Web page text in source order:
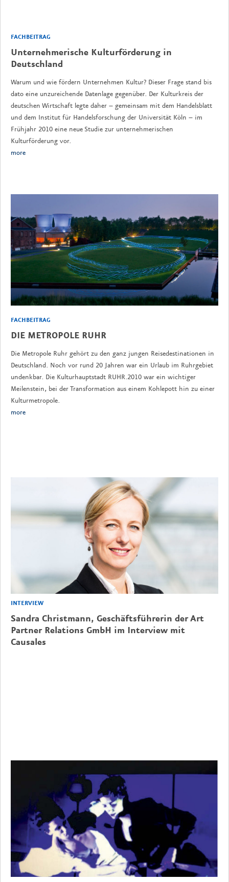
FACHBEITRAG
Unternehmerische Kulturförderung in
Deutschland
Warum und wie fördern Unternehmen Kultur? Dieser Frage stand bis
dato eine unzureichende Datenlage gegenüber. Der Kulturkreis der
deutschen Wirtschaft legte daher – gemeinsam mit dem Handelsblatt
und dem Institut für Handelsforschung der Universität Köln – im
Frühjahr 2010 eine neue Studie zur unternehmerischen
Kulturförderung vor.
more
FACHBEITRAG
DIE METROPOLE RUHR
Die Metropole Ruhr gehört zu den ganz jungen Reisedestinationen in
Deutschland. Noch vor rund 20 Jahren war ein Urlaub im Ruhrgebiet
undenkbar. Die Kulturhauptstadt RUHR.2010 war ein wichtiger
Meilenstein, bei der Transformation aus einem Kohlepott hin zu einer
Kulturmetropole.
more
INTERVIEW
Sandra Christmann, Geschäftsführerin der Art
Partner Relations GmbH im Interview mit
Causales